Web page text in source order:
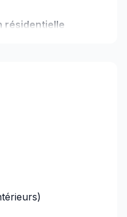
résidentielle
Je vous offre un
délais et du budget.
je collabore avec
vous garantir un
projets de